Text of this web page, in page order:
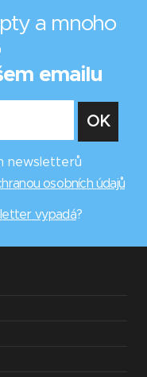
a mnoho
emailu
newsletterů
osobních údajů
vypadá?